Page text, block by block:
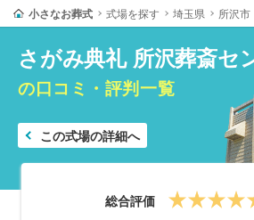
小さなお葬式 式場を探す 埼玉県 所沢市
さがみ典礼 所沢葬斎セ
の口コミ・評判一覧
この式場の詳細へ
総合評価